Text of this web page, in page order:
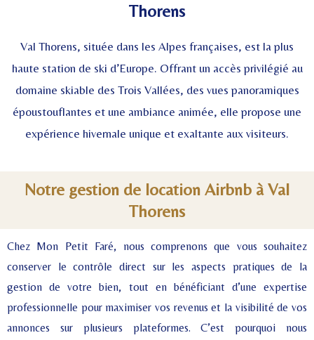
Thorens
Val Thorens, située dans les Alpes françaises, est la plus
haute station de ski d’Europe. Offrant un accès privilégié au
domaine skiable des Trois Vallées, des vues panoramiques
époustouflantes et une ambiance animée, elle propose une
expérience hivernale unique et exaltante aux visiteurs.
Notre gestion de location Airbnb à Val
Thorens
Chez Mon Petit Faré, nous comprenons que vous souhaitez
conserver le contrôle direct sur les aspects pratiques de la
gestion de votre bien, tout en bénéficiant d’une expertise
professionnelle pour maximiser vos revenus et la visibilité de vos
annonces sur plusieurs plateformes. C’est pourquoi nous